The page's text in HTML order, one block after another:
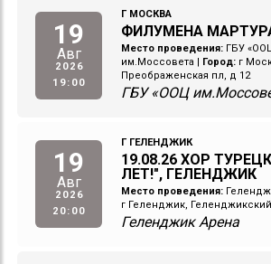
19
Авг
2026
19:00
Г МОСКВА
ФИЛУМЕНА
Место проведения: ГБУ
им.Моссовета | Город: г
Преображенская пл, д 12
ГБУ «ООЦ
19
Авг
2026
20:00
Г ГЕЛЕНДЖИК
19.08.26 ХОР
ЛЕТ!", ГЕЛЕНДЖИК
Место проведения:
г Геленджик, Геленджикский
Геленджик Арена